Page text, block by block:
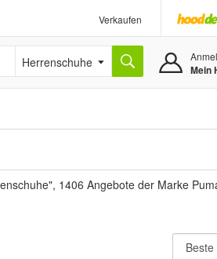
Verkaufen
Herrenschuhe
Mein
1406 Angebote der Marke